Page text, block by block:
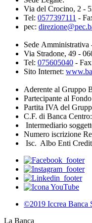
Via del Crocino, 2 -
Tel: 0577397111 -
pec:
Sede Amministrativa
Via Stradone, 49 -
Tel: 075605040 -
Sito Internet:
Aderente al Gruppo
Partecipante al
Partita IVA del
C.F. di Banca
Intermediario
Numero iscrizione
Isc. Albo Enti
©2019 Iccrea Banca
La Banca